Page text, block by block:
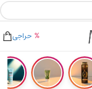
۲٪ تخفیف روی سبد خرید برای روش کارت به کارت
حراجی